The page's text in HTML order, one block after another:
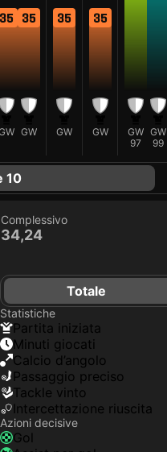
35 35
GW
35
GW
35
GW
GW
97
GW
99
10
Complessivo
34,24
Totale
Statistiche
Partita iniziata
Minuti giocati
Calcio d’angolo
Passaggio preciso
Tackle vinto
Intercettazione riuscita
Azioni decisive
Gol